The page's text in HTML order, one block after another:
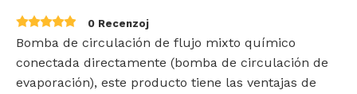
0 Recenzoj
Bomba de circulación de flujo mixto químico
conectada directamente (bomba de circulación de
evaporación), este producto tiene las ventajas de